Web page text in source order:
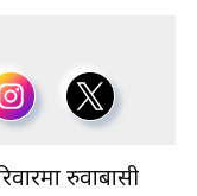
रुवाबासी